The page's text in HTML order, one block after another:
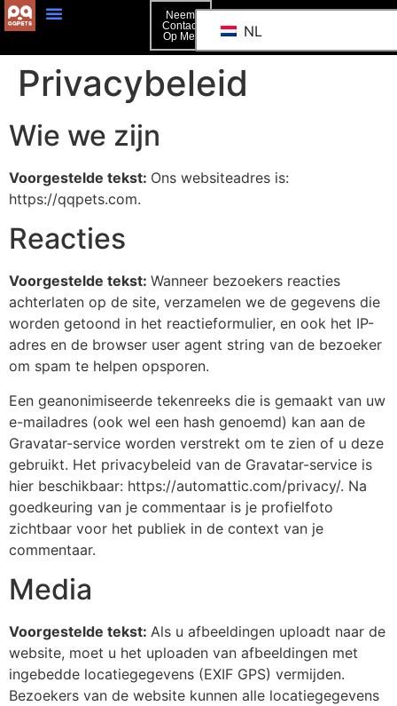
Neem
Contact
Op Met
NL
Privacybeleid
Wie we zijn
Voorgestelde tekst: Ons websiteadres is:
https://qqpets.com.
Reacties
Voorgestelde tekst: Wanneer bezoekers reacties
achterlaten op de site, verzamelen we de gegevens die
worden getoond in het reactieformulier, en ook het IP-
adres en de browser user agent string van de bezoeker
om spam te helpen opsporen.
Een geanonimiseerde tekenreeks die is gemaakt van uw
e-mailadres (ook wel een hash genoemd) kan aan de
Gravatar-service worden verstrekt om te zien of u deze
gebruikt. Het privacybeleid van de Gravatar-service is
hier beschikbaar: https://automattic.com/privacy/. Na
goedkeuring van je commentaar is je profielfoto
zichtbaar voor het publiek in de context van je
commentaar.
Media
Voorgestelde tekst: Als u afbeeldingen uploadt naar de
website, moet u het uploaden van afbeeldingen met
ingebedde locatiegegevens (EXIF GPS) vermijden.
Bezoekers van de website kunnen alle locatiegegevens